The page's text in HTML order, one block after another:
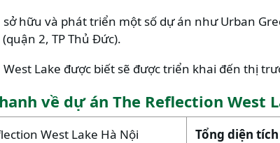
hữu và phát triển một số dự án như Urban
2, TP Thủ Đức).
West Lake được biết sẽ được triển khai đến thị
về dự án The Reflection West
West Lake Hà Nội Tổng diện tích